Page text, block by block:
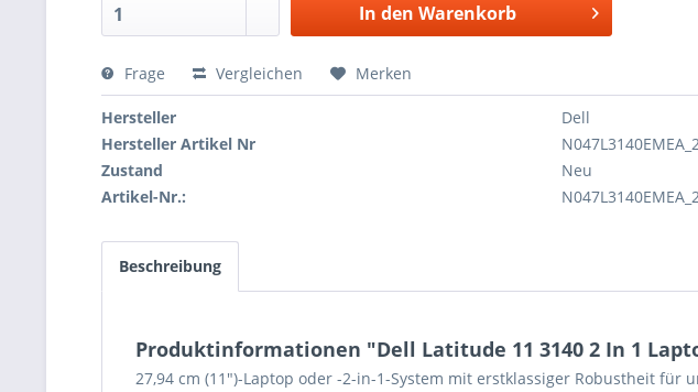
1 In den Warenkorb
Frage Vergleichen Merken
Hersteller
Dell
Hersteller Artikel Nr
Zustand
Neu
Artikel-Nr.:
Beschreibung
Produktinformationen "Dell Latitude 11 3140 2 In 1
27,94 cm (11")-Laptop oder -2-in-1-System mit erstklassiger Robustheit